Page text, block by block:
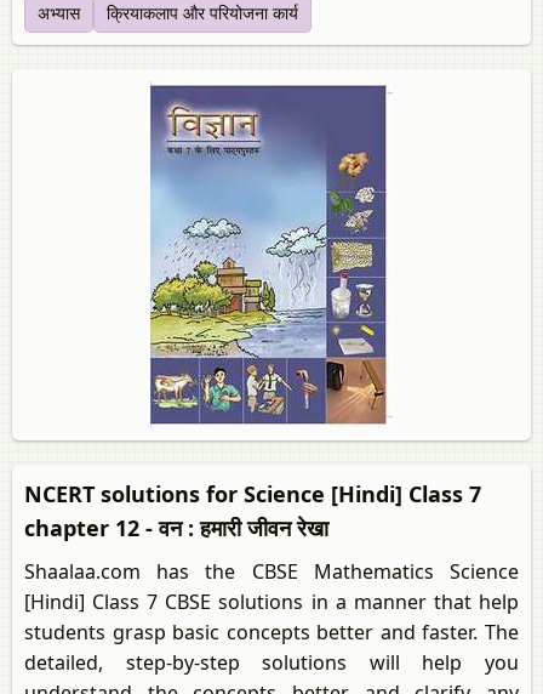
अभ्यास क्रियाकलाप और परियोजना कार्य
NCERT solutions for Science [Hindi] Class 7
chapter 12 - वन : हमारी जीवन रेखा
Shaalaa.com has the CBSE Mathematics Science
[Hindi] Class 7 CBSE solutions in a manner that help
students grasp basic concepts better and faster. The
detailed, step-by-step solutions will help you